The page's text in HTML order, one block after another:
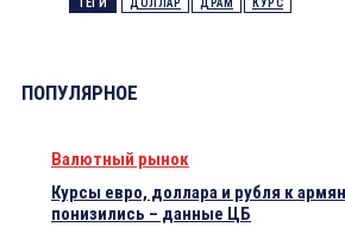
ТЕГИ ДОЛЛАР ДРАМ КУРС
ПОПУЛЯРНОЕ
Валютный рынок
Курсы евро, доллара и рубля к
понизились – данные ЦБ